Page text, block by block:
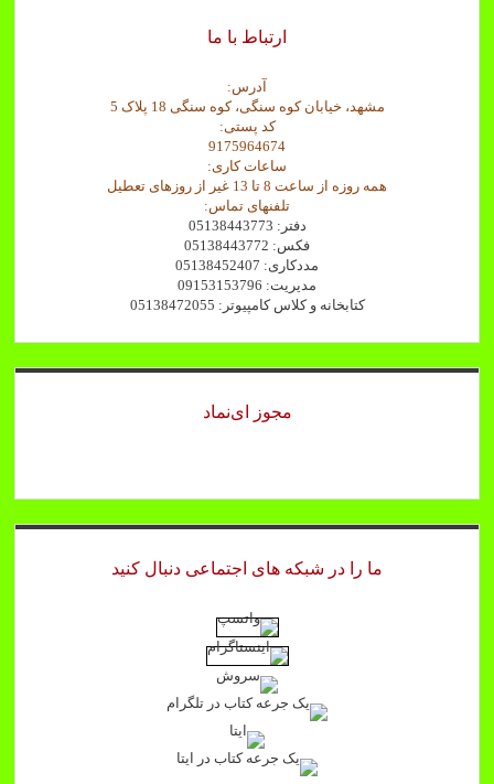
ارتباط با ما
آدرس:
مشهد، خیابان کوه سنگی، کوه سنگی 18 پلاک 5
کد پستی:
9175964674
ساعات کاری:
همه روزه از ساعت 8 تا 13 غیر از روزهای تعطیل
تلفنهای تماس:
دفتر: 05138443773
فکس: 05138443772
مددکاری: 05138452407
مدیریت: 09153153796
کتابخانه و کلاس کامپیوتر: 05138472055
مجوز ای‌نماد
ما را در شبکه های اجتماعی دنبال کنید